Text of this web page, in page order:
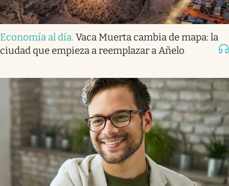
Economía al día. Vaca Muerta cambia de mapa: la
ciudad que empieza a reemplazar a Añelo